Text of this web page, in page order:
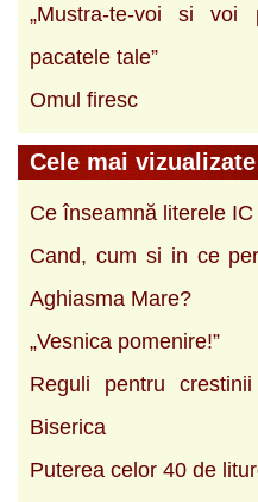
„Mustra-te-voi si
pacatele tale”
Omul firesc
Cele mai
Ce înseamnă literele
Cand, cum si in ce
Aghiasma Mare?
„Vesnica pomenire!”
Reguli pentru
Biserica
Puterea celor 40 de